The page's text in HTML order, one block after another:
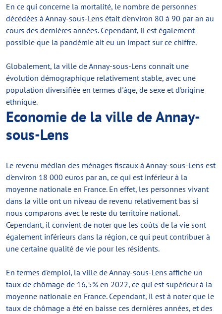
En ce qui concerne la mortalité, le nombre de personnes
décédées à Annay-sous-Lens était d'environ 80 à 90 par an au
cours des dernières années. Cependant, il est également
possible que la pandémie ait eu un impact sur ce chiffre.
Globalement, la ville de Annay-sous-Lens connaît une
évolution démographique relativement stable, avec une
population diversifiée en termes d'âge, de sexe et d'origine
ethnique.
Economie de la ville de Annay-
sous-Lens
Le revenu médian des ménages fiscaux à Annay-sous-Lens est
d'environ 18 000 euros par an, ce qui est inférieur à la
moyenne nationale en France. En effet, les personnes vivant
dans la ville ont un niveau de revenu relativement bas si
nous comparons avec le reste du territoire national.
Cependant, il convient de noter que les coûts de la vie sont
également inférieurs dans la région, ce qui peut contribuer à
une certaine qualité de vie pour les résidents.
En termes d'emploi, la ville de Annay-sous-Lens affiche un
taux de chômage de 16,5% en 2022, ce qui est supérieur à la
moyenne nationale en France. Cependant, il est à noter que le
taux de chômage a été en baisse ces dernières années, et des